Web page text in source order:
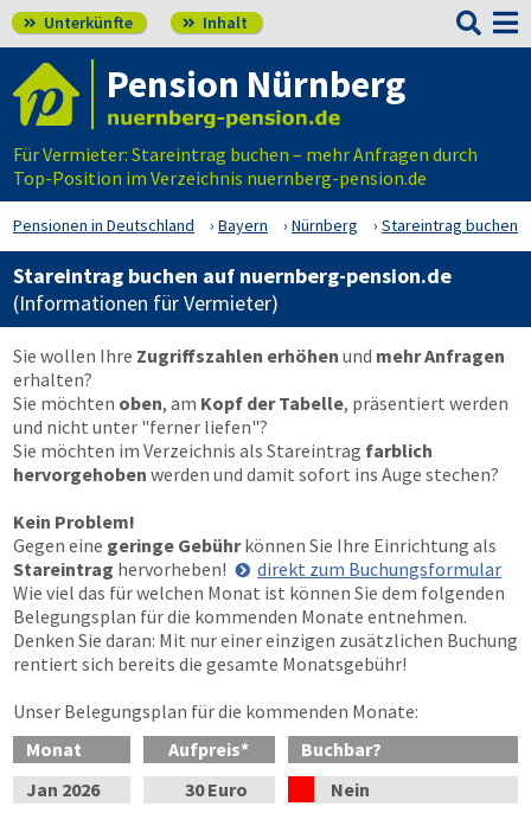
 Unterkünfte  Inhalt 
Pension Nürnberg
Für Vermieter: Stareintrag buchen – mehr Anfragen durch
Top-Position im Verzeichnis nuernberg-pension.de
Pensionen in Deutschland Bayern Nürnberg Stareintrag buchen
Stareintrag buchen auf nuernberg-pension.de
(Informationen für Vermieter)
Sie wollen Ihre Zugriffszahlen erhöhen und mehr Anfragen
erhalten?
Sie möchten oben, am Kopf der Tabelle, präsentiert werden
und nicht unter "ferner liefen"?
Sie möchten im Verzeichnis als Stareintrag farblich
hervorgehoben werden und damit sofort ins Auge stechen?
Kein Problem!
Gegen eine geringe Gebührkönnen Sie Ihre Einrichtung als
Stareintrag hervorheben!
direkt zum Buchungsformular
Wie viel das für welchen Monat ist können Sie dem folgenden
Belegungsplan für die kommenden Monate entnehmen.
Denken Sie daran: Mit nur einer einzigen zusätzlichen Buchung
rentiert sich bereits die gesamte Monatsgebühr!
Unser Belegungsplan für die kommenden Monate:
Monat
Aufpreis*
Buchbar?
Jan 2026 30 Euro
Nein